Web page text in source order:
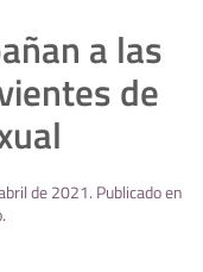
a las
de
de 2021. Publicado en
.